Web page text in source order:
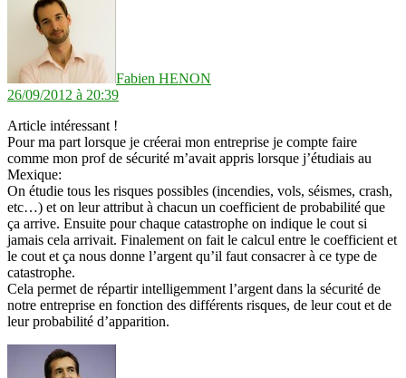
Fabien HENON
26/09/2012 à 20:39
Article intéressant !
Pour ma part lorsque je créerai mon entreprise je compte faire
comme mon prof de sécurité m’avait appris lorsque j’étudiais au
Mexique:
On étudie tous les risques possibles (incendies, vols, séismes, crash,
etc…) et on leur attribut à chacun un coefficient de probabilité que
ça arrive. Ensuite pour chaque catastrophe on indique le cout si
jamais cela arrivait. Finalement on fait le calcul entre le coefficient et
le cout et ça nous donne l’argent qu’il faut consacrer à ce type de
catastrophe.
Cela permet de répartir intelligemment l’argent dans la sécurité de
notre entreprise en fonction des différents risques, de leur cout et de
leur probabilité d’apparition.